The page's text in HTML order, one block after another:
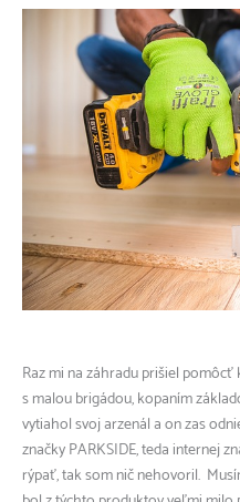
Raz mi na záhradu prišiel
s malou brigádou, kopaním
vytiahol svoj arzenál a on zas
značky PARKSIDE, teda internej
rýpať, tak som nič nehovoril.